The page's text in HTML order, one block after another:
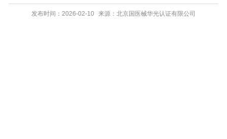
发布时间：2026-02-10 来源：北京国医械华光认证有限公司